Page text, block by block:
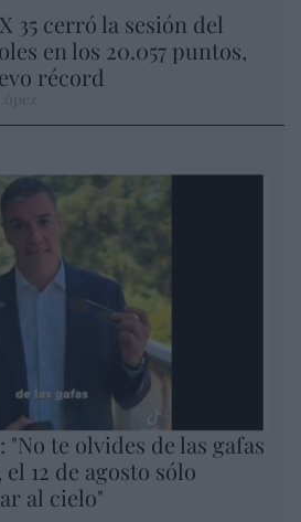
35 cerró la sesión del
en los 20.057 puntos,
récord
"No te olvides de las gafas
12 de agosto sólo
al cielo"